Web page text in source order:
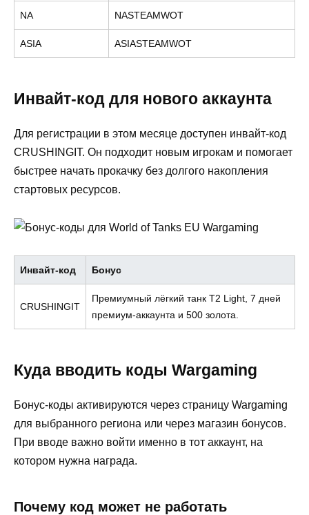
NA NASTEAMWOT
ASIA ASIASTEAMWOT
Инвайт-код для нового аккаунта
Для регистрации в этом месяце доступен инвайт-код
CRUSHINGIT. Он подходит новым игрокам и помогает
быстрее начать прокачку без долгого накопления
стартовых ресурсов.
Инвайт-код Бонус
CRUSHINGIT
Премиумный лёгкий танк T2 Light, 7 дней
премиум-аккаунта и 500 золота.
Куда вводить коды Wargaming
Бонус-коды активируются через страницу Wargaming
для выбранного региона или через магазин бонусов.
При вводе важно войти именно в тот аккаунт, на
котором нужна награда.
Почему код может не работать